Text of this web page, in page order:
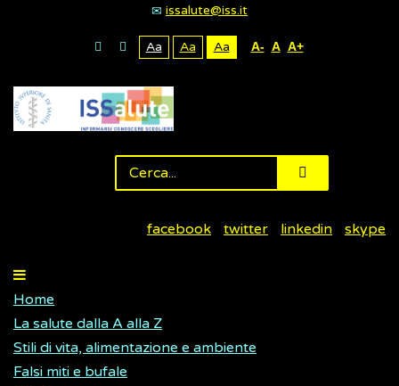
issalute@iss.it
Aa Aa Aa A- A A+
facebook twitter linkedin skype
Home
La salute dalla A alla Z
Stili di vita, alimentazione e ambiente
Falsi miti e bufale